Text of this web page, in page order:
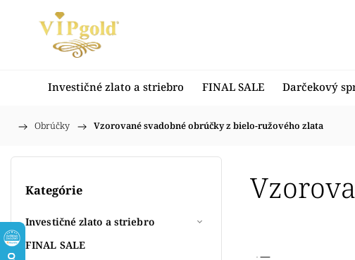
Investičné zlato a striebro FINAL SALE Darčekový
Domov
/ Obrúčky / Vzorované svadobné obrúčky z bielo-ružového zlata
Kategórie
Investičné zlato a striebro
FINAL SALE